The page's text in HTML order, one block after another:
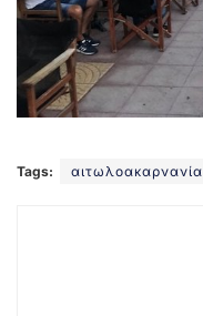
Tags: αιτωλοακαρνανία